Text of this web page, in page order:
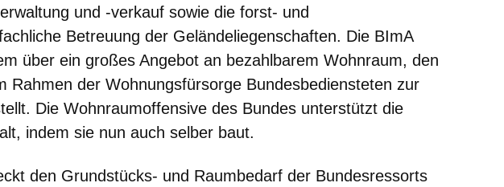
und -verkauf sowie die forst- und
Betreuung der Geländeliegenschaften. Die BImA
über ein großes Angebot an bezahlbarem Wohnraum, den
Rahmen der Wohnungsfürsorge Bundesbediensteten zur
Die Wohnraumoffensive des Bundes unterstützt die
indem sie nun auch selber baut.
den Grundstücks- und Raumbedarf der Bundesressorts